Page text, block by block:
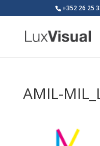
+352 26 25
AMIL-